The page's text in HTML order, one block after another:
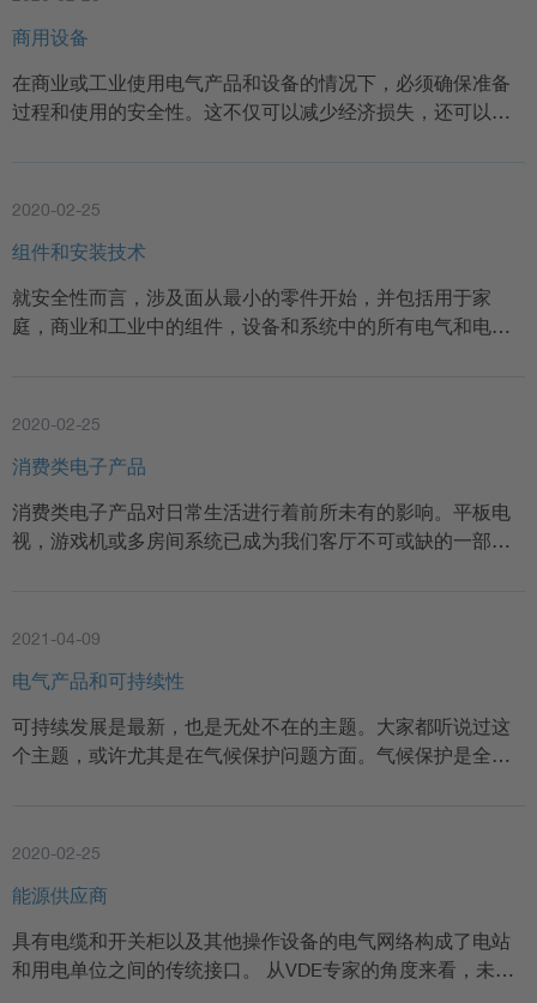
商用设备
在商业或工业使用电气产品和设备的情况下，必须确保准备
过程和使用的安全性。这不仅可以减少经济损失，还可以…
2020-02-25
组件和安装技术
就安全性而言，涉及面从最小的零件开始，并包括用于家
庭，商业和工业中的组件，设备和系统中的所有电气和电…
2020-02-25
消费类电子产品
消费类电子产品对日常生活进行着前所未有的影响。平板电
视，游戏机或多房间系统已成为我们客厅不可或缺的一部…
2021-04-09
电气产品和可持续性
可持续发展是最新，也是无处不在的主题。大家都听说过这
个主题，或许尤其是在气候保护问题方面。气候保护是全…
2020-02-25
能源供应商
具有电缆和开关柜以及其他操作设备的电气网络构成了电站
和用电单位之间的传统接口。 从VDE专家的角度来看，未…